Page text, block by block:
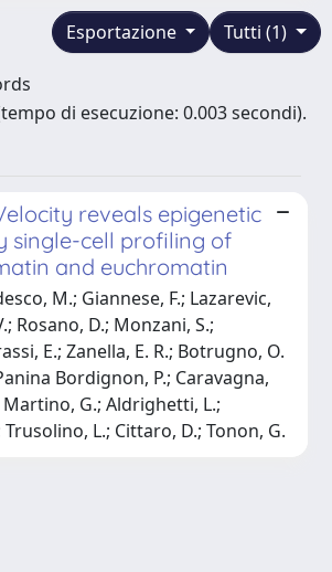
Tutti (1)
Esportazione
di esecuzione: 0.003 secondi).
reveals epigenetic
single-cell profiling of
and euchromatin
M.; Giannese, F.; Lazarevic,
Rosano, D.; Monzani, S.;
E.; Zanella, E. R.; Botrugno, O.
Bordignon, P.; Caravagna,
G.; Aldrighetti, L.;
L.; Cittaro, D.; Tonon, G.